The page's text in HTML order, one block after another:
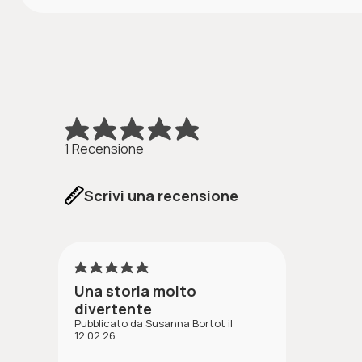
1 Recensione
Scrivi una recensione
Una storia molto
divertente
Pubblicato da Susanna Bortot il
12.02.26